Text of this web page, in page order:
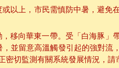
以上，市民需慎防中暑，避免
移向華東一帶。受「白海豚」
並留意高溫觸發引起的強對流
切監測有關系統發展情況，